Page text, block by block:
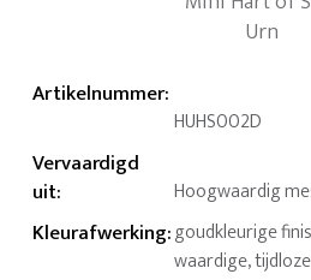
Artikelnummer:
HUHS002D
Vervaardigd
uit: Hoogwaardig
Kleurafwerking:goudkleurige
waardige,